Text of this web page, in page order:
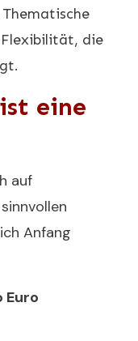
die
eine
auf
Anfang
Euro